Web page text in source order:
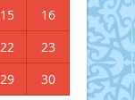
15
16
22
23
29 30